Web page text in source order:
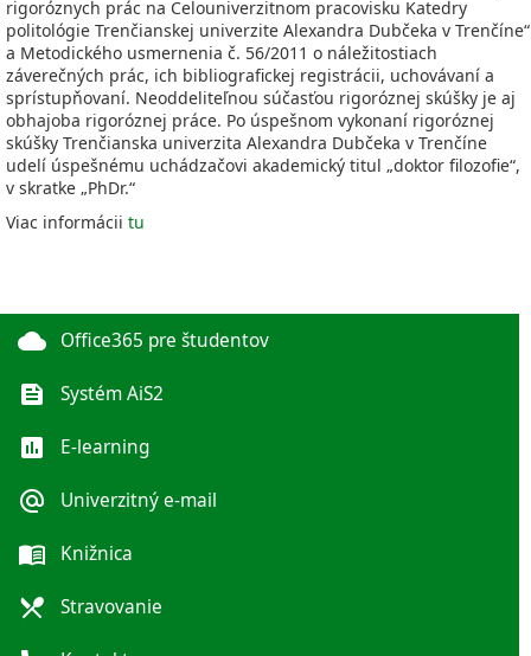
rigoróznych prác na Celouniverzitnom pracovisku Katedry
politológie Trenčianskej univerzite Alexandra Dubčeka v Trenčíne“
a Metodického usmernenia č. 56/2011 o náležitostiach
záverečných prác, ich bibliografickej registrácii, uchovávaní a
sprístupňovaní. Neoddeliteľnou súčasťou rigoróznej skúšky je aj
obhajoba rigoróznej práce. Po úspešnom vykonaní rigoróznej
skúšky Trenčianska univerzita Alexandra Dubčeka v Trenčíne
udelí úspešnému uchádzačovi akademický titul „doktor filozofie“,
v skratke „PhDr.“
Viac informácii tu
cloud Office365 pre študentov
feed Systém AiS2
poll E-learning
alternate_email Univerzitný e-mail
menu_book Knižnica
local_dining Stravovanie